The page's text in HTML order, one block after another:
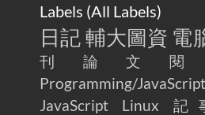
Labels (All Labels)
日記 輔大圖資 電
刊論文
Programming/JavaScript
JavaScript
Linux 記